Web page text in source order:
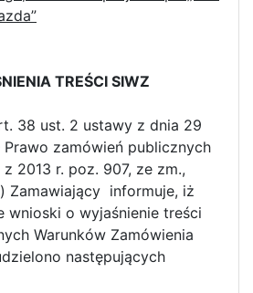
TREŚCI SIWZ
38 ust. 2 ustawy z dnia 29
zamówień publicznych
2013 r. poz. 907, ze zm.,
Zamawiający informuje, iż
wnioski o wyjaśnienie treści
Warunków Zamówienia
następujących